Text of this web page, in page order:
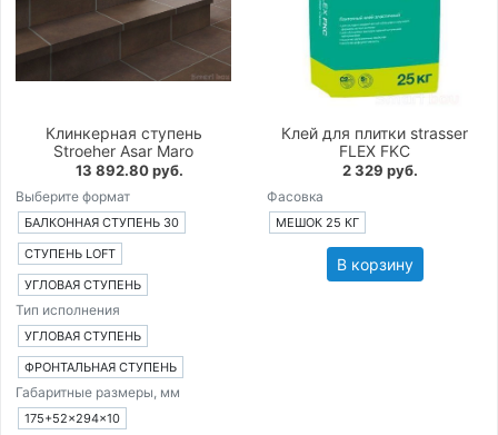
Клинкерная ступень
Stroeher Asar Maro
13 892.80 руб.
Выберите формат
БАЛКОННАЯ СТУПЕНЬ 30
СТУПЕНЬ LOFT
УГЛОВАЯ СТУПЕНЬ
Тип исполнения
УГЛОВАЯ СТУПЕНЬ
ФРОНТАЛЬНАЯ СТУПЕНЬ
Габаритные размеры, мм
175+52×294×10
Клей для плитки strasser
FLEX FKC
2 329 руб.
Фасовка
МЕШОК 25 КГ
В корзину